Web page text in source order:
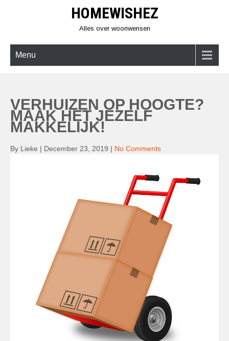
HOMEWISHEZ
Alles over woonwensen
Menu
VERHUIZEN OP HOOGTE?
MAAK HET JEZELF
MAKKELIJK!
By Lieke | December 23, 2019 | No Comments